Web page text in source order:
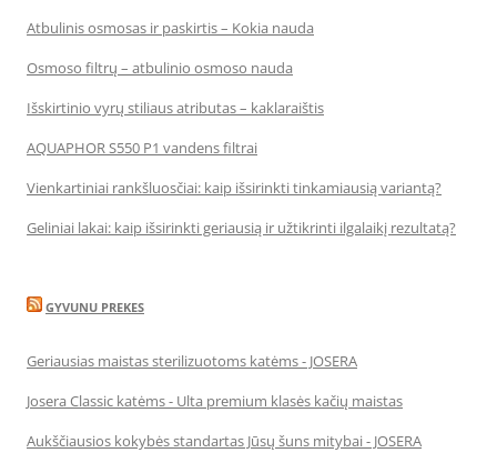
Atbulinis osmosas ir paskirtis – Kokia nauda
Osmoso filtrų – atbulinio osmoso nauda
Išskirtinio vyrų stiliaus atributas – kaklaraištis
AQUAPHOR S550 P1 vandens filtrai
Vienkartiniai rankšluosčiai: kaip išsirinkti tinkamiausią variantą?
Geliniai lakai: kaip išsirinkti geriausią ir užtikrinti ilgalaikį rezultatą?
GYVUNU PREKES
Geriausias maistas sterilizuotoms katėms - JOSERA
Josera Classic katėms - Ulta premium klasės kačių maistas
Aukščiausios kokybės standartas Jūsų šuns mitybai - JOSERA